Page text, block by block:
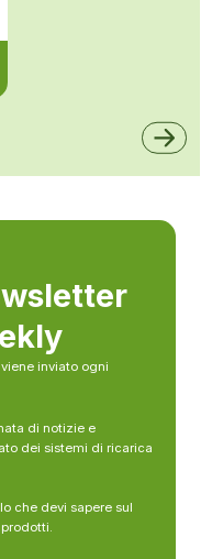
inviato ogni
di notizie e
dei sistemi di ricarica
che devi sapere sul